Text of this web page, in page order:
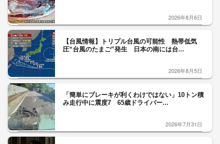
2026年8月6日
【台風情報】トリプル台風の可能性 熱帯低気
圧“台風のたまご”発生 日本の南には台...
2026年8月5日
「簡単にブレーキが利くわけではない」10トン積
み走行中に震度7 65歳ドライバー...
2026年7月31日